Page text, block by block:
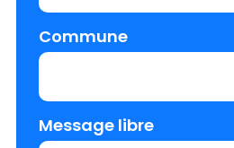
Commune
Message libre